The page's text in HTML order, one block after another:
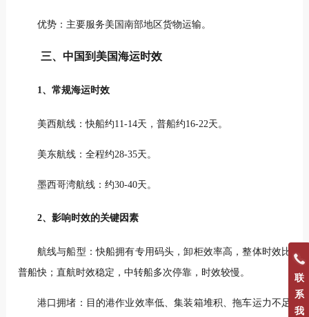
优势：主要服务美国南部地区货物运输。
三、中国到美国海运时效
1、常规海运时效
美西航线：快船约11-14天，普船约16-22天。
美东航线：全程约28-35天。
墨西哥湾航线：约30-40天。
2、影响时效的关键因素
航线与船型：快船拥有专用码头，卸柜效率高，整体时效比
普船快；直航时效稳定，中转船多次停靠，时效较慢。
港口拥堵：目的港作业效率低、集装箱堆积、拖车运力不足
联
系
我